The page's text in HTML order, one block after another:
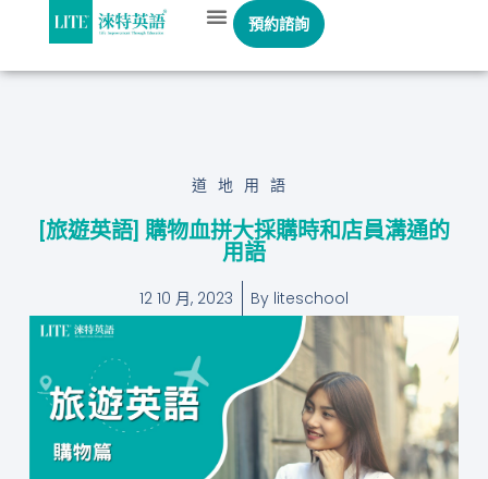
預約諮詢
道地用語
[旅遊英語] 購物血拼大採購時和店員溝通的
用語
12 10 月, 2023 By liteschool